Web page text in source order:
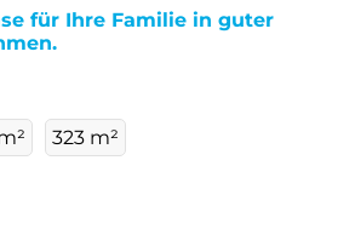
für Ihre Familie in guter
323 m²